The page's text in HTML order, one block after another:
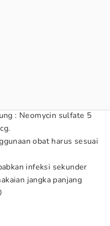
: Neomycin sulfate 5
obat harus sesuai
infeksi sekunder
jangka panjang